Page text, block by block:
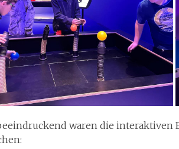
waren die interaktiven